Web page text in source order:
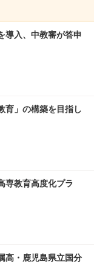
導入、中教審が答申
育」の構築を目指し
専教育高度化プラ
高・鹿児島県立国分